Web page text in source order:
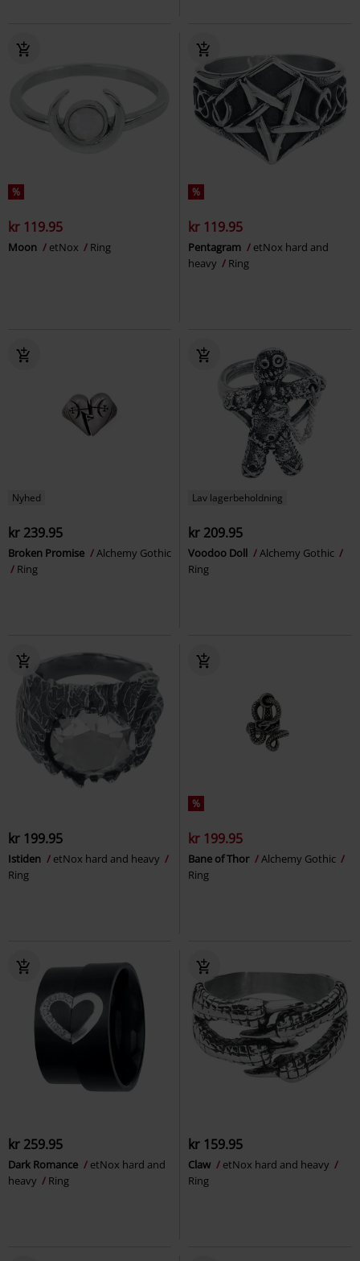
%
kr 119.95
Moon etNox Ring
%
kr 119.95
Pentagram
etNox hard and
heavy
Ring
Nyhed
kr 239.95
Broken Promise
Alchemy Gothic
Ring
Lav lagerbeholdning
kr 209.95
Voodoo Doll
Alchemy Gothic
Ring
kr 199.95
Istiden
etNox hard and heavy
Ring
%
kr 199.95
Bane of Thor
Alchemy Gothic
Ring
kr 259.95
Dark Romance
etNox hard and
heavy
Ring
kr 159.95
Claw
etNox hard and heavy
Ring